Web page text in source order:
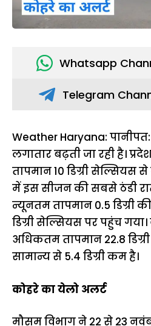
Whatsapp
Telegram
Weather Haryana:
लगातार बढ़ती जा रही है।
तापमान 10 डिग्री सेल्सियस
में इस सीजन की सबसे ठंडी
न्यूनतम तापमान 0.5 डिग्री
डिग्री सेल्सियस पर पहुंच
अधिकतम तापमान 22.8
सामान्य से 5.4 डिग्री कम है।
कोहरे का येलो अलर्ट
मौसम विभाग ने 22 से 23